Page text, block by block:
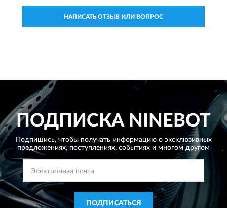
НАПИСАТЬ ОТЗЫВ ИЛИ ВОПРОС
ПОДПИСКА NINEBOT
Подпишись, чтобы получать информацию о эксклюзивных
предложениях, поступлениях, событиях и многом другом
ПОДПИСАТЬСЯ